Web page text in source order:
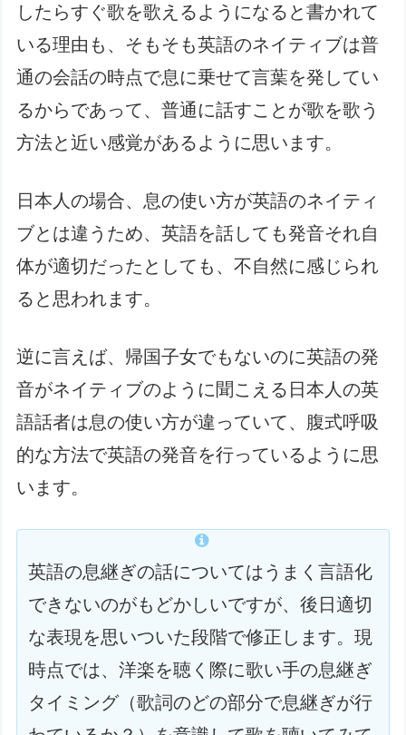
したらすぐ歌を歌えるようになると書かれて
いる理由も、そもそも英語のネイティブは普
通の会話の時点で息に乗せて言葉を発してい
るからであって、普通に話すことが歌を歌う
方法と近い感覚があるように思います。
日本人の場合、息の使い方が英語のネイティ
ブとは違うため、英語を話しても発音それ自
体が適切だったとしても、不自然に感じられ
ると思われます。
逆に言えば、帰国子女でもないのに英語の発
音がネイティブのように聞こえる日本人の英
語話者は息の使い方が違っていて、腹式呼吸
的な方法で英語の発音を行っているように思
います。
英語の息継ぎの話についてはうまく言語化
できないのがもどかしいですが、後日適切
な表現を思いついた段階で修正します。現
時点では、洋楽を聴く際に歌い手の息継ぎ
タイミング（歌詞のどの部分で息継ぎが行